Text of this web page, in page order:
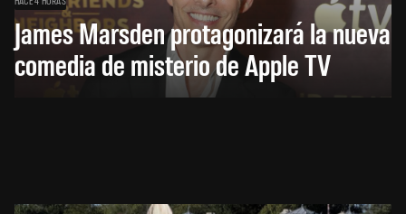
James Marsden protagonizará la nueva
comedia de misterio de Apple TV